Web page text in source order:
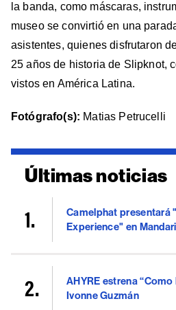
la banda, como máscaras,
museo se convirtió en una
asistentes, quienes disfrutaron
25 años de historia de Slipknot,
vistos en América Latina.
Fotógrafo(s): Matias Petrucelli
Últimas noticias
Camelphat presentará
Experience" en
AHYRE estrena “Como
Ivonne Guzmán